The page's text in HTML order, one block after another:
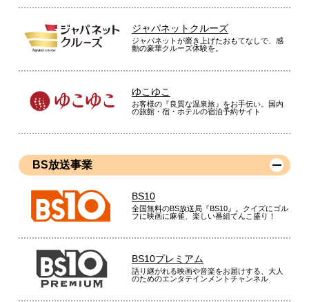
ジャパネットクルーズ
ジャパネットが磨き上げたおもてなしで、感
動の豪華クルーズ体験を。
ゆこゆこ
お客様の『良質な温泉旅』をお手伝い。国内
の旅館・宿・ホテルの宿泊予約サイト
BS放送事業
BS10
全国無料のBS放送局『BS10』。クイズにゴル
フに映画に麻雀、楽しい番組てんこ盛り！
BS10プレミアム
語り継がれる映画や音楽をお届けする、大人
のためのエンタテインメントチャンネル